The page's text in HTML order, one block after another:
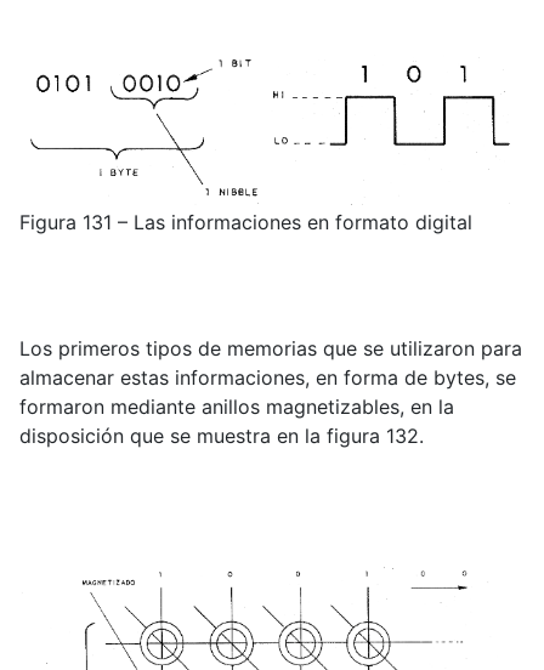
Figura 131 – Las informaciones en formato digital
Los primeros tipos de memorias que se utilizaron para
almacenar estas informaciones, en forma de bytes, se
formaron mediante anillos magnetizables, en la
disposición que se muestra en la figura 132.